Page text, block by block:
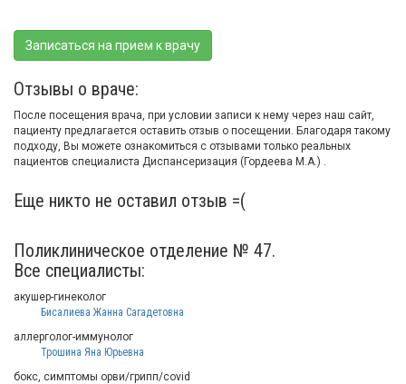
Записаться на прием к врачу
Отзывы о враче:
После посещения врача, при условии записи к нему через наш сайт,
пациенту предлагается оставить отзыв о посещении. Благодаря такому
подходу, Вы можете ознакомиться с отзывами только реальных
пациентов специалиста Диспансеризация (Гордеева М.А.) .
Еще никто не оставил отзыв =(
Поликлиническое отделение № 47.
Все специалисты:
акушер-гинеколог
Бисалиева Жанна Сагадетовна
аллерголог-иммунолог
Трошина Яна Юрьевна
бокс, симптомы орви/грипп/covid